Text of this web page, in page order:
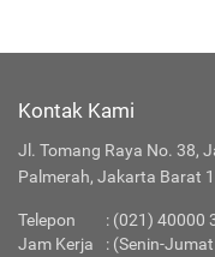
Kontak Kami
Jl. Tomang Raya No. 38,
Palmerah, Jakarta Barat
Telepon : (021) 40000
Jam Kerja
: (Senin-